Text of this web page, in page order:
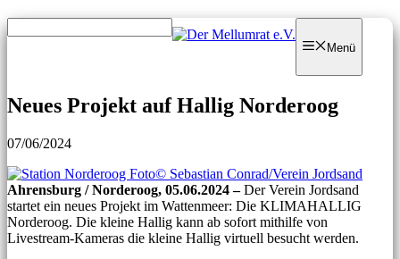
Zum
Inhalt
Zum
Inhalt
Menü
Neues Projekt auf Hallig Norderoog
07/06/2024
Ahrensburg / Norderoog, 05.06.2024 –Der Verein Jordsand
startet ein neues Projekt im Wattenmeer: Die KLIMAHALLIG
Norderoog. Die kleine Hallig kann ab sofort mithilfe von
Livestream-Kameras die kleine Hallig virtuell besucht werden.